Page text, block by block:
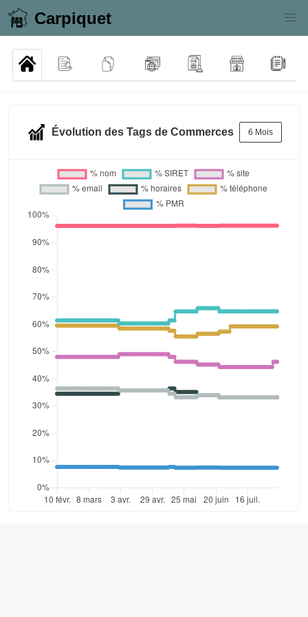
Carpiquet
Évolution des Tags de Commerces 6 Mois